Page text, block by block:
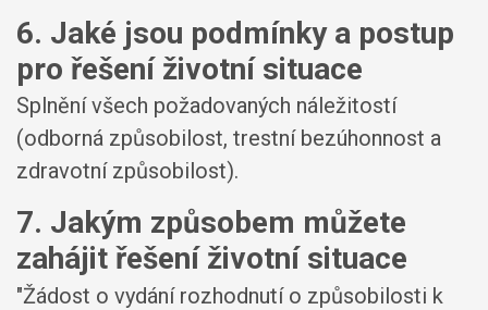
6. Jaké jsou podmínky a postup
pro řešení životní situace
Splnění všech požadovaných náležitostí
(odborná způsobilost, trestní bezúhonnost a
zdravotní způsobilost).
7. Jakým způsobem můžete
zahájit řešení životní situace
"Žádost o vydání rozhodnutí o způsobilosti k